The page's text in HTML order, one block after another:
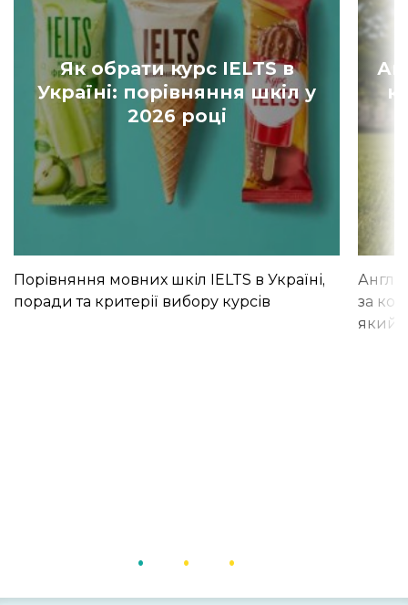
Як обрати курс IELTS в
Україні: порівняння шкіл у
2026 році
Порівняння мовних шкіл IELTS в Україні,
поради та критерії вибору курсів
за
який